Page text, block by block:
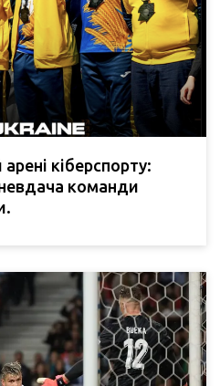
арені кіберспорту:
команди